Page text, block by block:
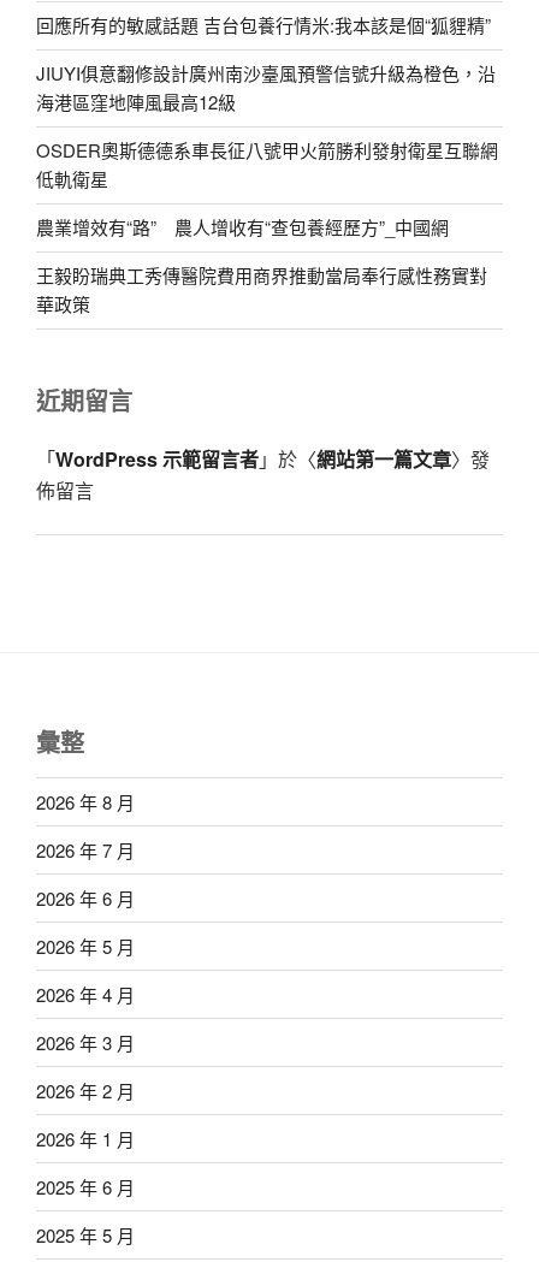
回應所有的敏感話題 吉台包養行情米:我本該是個“狐貍精”
JIUYI俱意翻修設計廣州南沙臺風預警信號升級為橙色，沿
海港區窪地陣風最高12級
OSDER奧斯德德系車長征八號甲火箭勝利發射衛星互聯網
低軌衛星
農業增效有“路” 農人增收有“查包養經歷方”_中國網
王毅盼瑞典工秀傳醫院費用商界推動當局奉行感性務實對
華政策
近期留言
「WordPress 示範留言者」於〈網站第一篇文章〉發
佈留言
彙整
2026 年 8 月
2026 年 7 月
2026 年 6 月
2026 年 5 月
2026 年 4 月
2026 年 3 月
2026 年 2 月
2026 年 1 月
2025 年 6 月
2025 年 5 月